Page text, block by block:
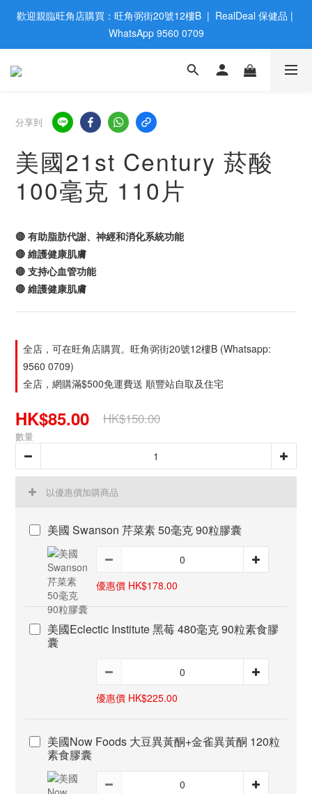
歡迎親臨旺角店購買：旺角弼街20號12樓B  |  RealDeal 保健品 |
WhatsApp 9560 0709
歡迎親臨旺角店購買：旺角弼街20號12樓B  |  RealDeal 保健品 |
WhatsApp 9560 0709
會員大升級 | 於12個月内消費滿$2200，即成爲黃金會員 | 消費滿
網站購買滿$500，免運費送貨 | Free Delivery on HK $500 Online
Order
歡迎親臨旺角店購買：旺角弼街20號12樓B  |  RealDeal 保健品 |
WhatsApp 9560 0709
分享到
美國21st Century 菸酸
100毫克 110片
🔴 有助脂肪代謝、神經和消化系統功能
🔴 維護健康肌膚
🔴 支持心血管功能
🔴 維護健康肌膚
全店，可在旺角店購買。旺角弼街20號12樓B (Whatsapp:
9560 0709)
全店，網購滿$500免運費送 順豐站自取及住宅
HK$85.00 HK$150.00
數量
以優惠價加購商品
美國 Swanson 芹菜素 50毫克 90粒膠囊
優惠價 HK$178.00
美國Eclectic Institute 黑莓 480毫克 90粒素食膠
囊
優惠價 HK$225.00
美國Now Foods 大豆異黃酮+金雀異黃酮 120粒
素食膠囊